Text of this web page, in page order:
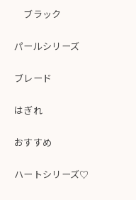
ブラック
パールシリーズ
ブレード
はぎれ
おすすめ
ハートシリーズ♡